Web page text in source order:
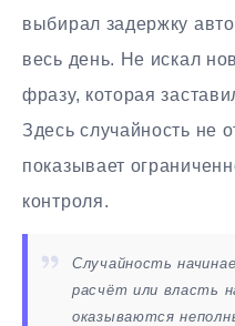
выбирал задержку
весь день. Не искал
фразу, которая
Здесь случайность не
показывает
контроля.
Случайность
расчёт или власть
оказываются